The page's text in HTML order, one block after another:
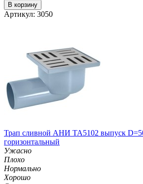
В корзину
Артикул: 3050
Трап сливной АНИ TA5102 выпуск
горизонтальный
Ужасно
Плохо
Нормально
Хорошо